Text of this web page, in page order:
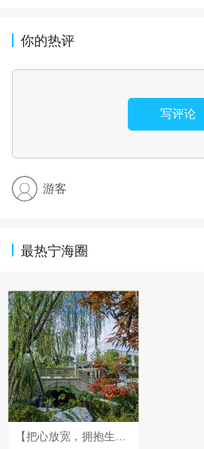
你的热评
写评论
游客
最热宁海圈